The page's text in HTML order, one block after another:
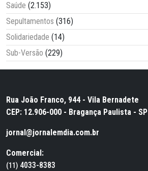
Saúde (2.153)
Sepultamentos (316)
Solidariedade (14)
Sub-Versão (229)
Rua João Franco, 944 - Vila Bernadete
CEP: 12.906-000 - Bragança Paulista - SP
jornal@jornalemdia.com.br
Comercial:
(11) 4033-8383